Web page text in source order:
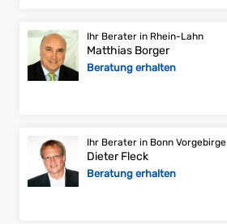
Ihr Berater in Rhein-Lahn
Matthias Borger
Beratung erhalten
Ihr Berater in Bonn Vorgebirge
Dieter Fleck
Beratung erhalten